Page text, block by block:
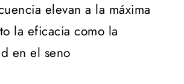
elevan a la máxima
la eficacia como la
en el seno